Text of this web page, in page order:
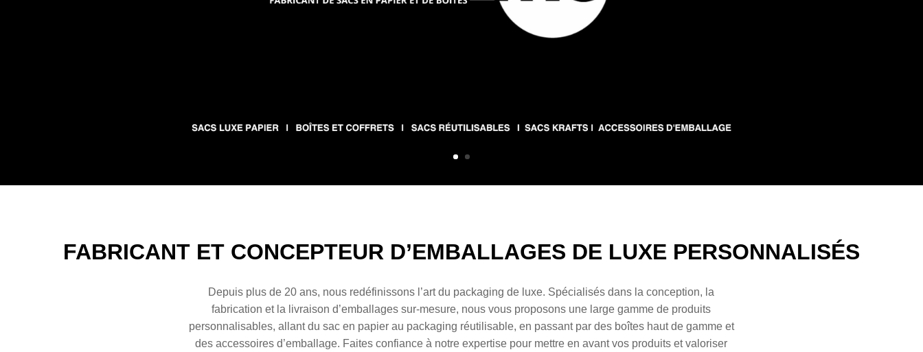
FABRICANT ET CONCEPTEUR D’EMBALLAGES DE LUXE PERSONNALISÉS
Depuis plus de 20 ans, nous redéfinissons l’art du packaging de luxe. Spécialisés dans la conception, la
fabrication et la livraison d’emballages sur-mesure, nous vous proposons une large gamme de produits
personnalisables, allant du sac en papierau packaging réutilisable, en passant par des boîteshaut de gamme et
desaccessoires d’emballage. Faites confiance à notre expertise pour mettre en avant vos produits et valoriser